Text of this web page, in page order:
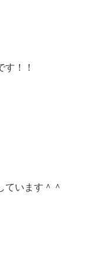
！！
ています＾＾